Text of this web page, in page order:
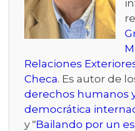
Relaciones
Checa. Es autor de
derechos humanos
democrática
y "Bailando por un